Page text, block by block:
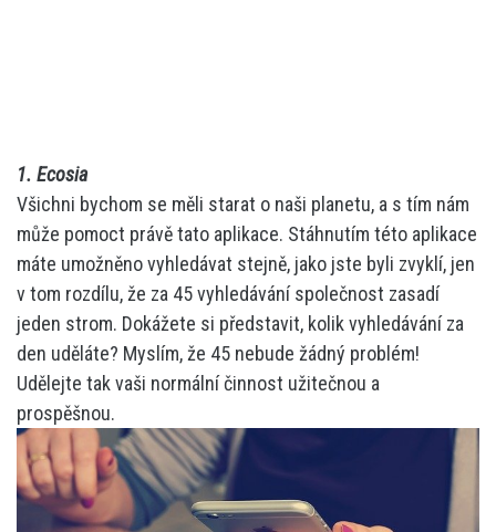
1. Ecosia
Všichni bychom se měli starat o naši planetu, a s tím nám
může pomoct právě tato aplikace. Stáhnutím této aplikace
máte umožněno vyhledávat stejně, jako jste byli zvyklí, jen
v tom rozdílu, že za 45 vyhledávání společnost zasadí
jeden strom. Dokážete si představit, kolik vyhledávání za
den uděláte? Myslím, že 45 nebude žádný problém!
Udělejte tak vaši normální činnost užitečnou a
prospěšnou.